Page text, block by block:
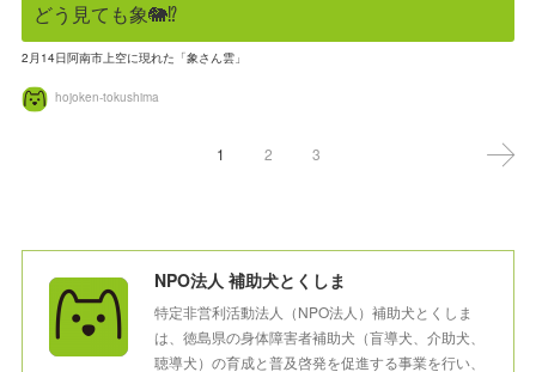
どう見ても象🐘⁉️
2月14日阿南市上空に現れた「象さん雲」
hojoken-tokushima
1 2 3
NPO法人 補助犬とくしま
特定非営利活動法人（NPO法人）補助犬とくしま
は、徳島県の身体障害者補助犬（盲導犬、介助犬、
聴導犬）の育成と普及啓発を促進する事業を行い、